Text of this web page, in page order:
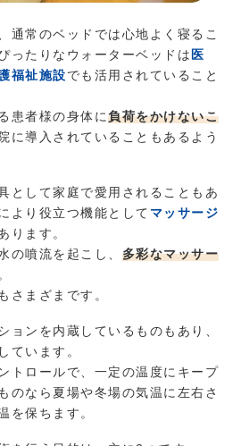
通常のベッドでは心地よく寝るこ
ったりなウォーターベッドは医
福祉施設でも活用されていること
患者様の身体に負荷をかけないこ
に導入されていることもあるよう
として家庭で愛用されることもあ
より役立つ機能として マッサージ
ります。
の噴流を起こし、 多彩なマッサー
さまざまです。
ョンを内蔵しているものもあり、
ています。
トロールで、一定の温度にキープ
のなら夏場や冬場の気温に左右さ
を保ちます。